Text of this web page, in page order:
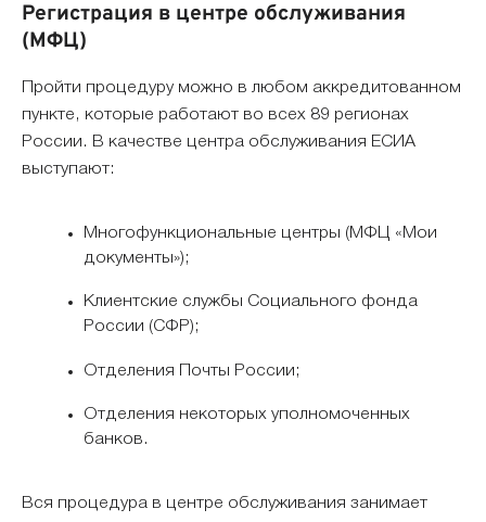
Регистрация в центре обслуживания
(МФЦ)
Пройти процедуру можно в любом аккредитованном
пункте, которые работают во всех 89 регионах
России. В качестве центра обслуживания ЕСИА
выступают:
Многофункциональные центры (МФЦ «Мои
документы»);
Клиентские службы Социального фонда
России (СФР);
Отделения Почты России;
Отделения некоторых уполномоченных
банков.
Вся процедура в центре обслуживания занимает